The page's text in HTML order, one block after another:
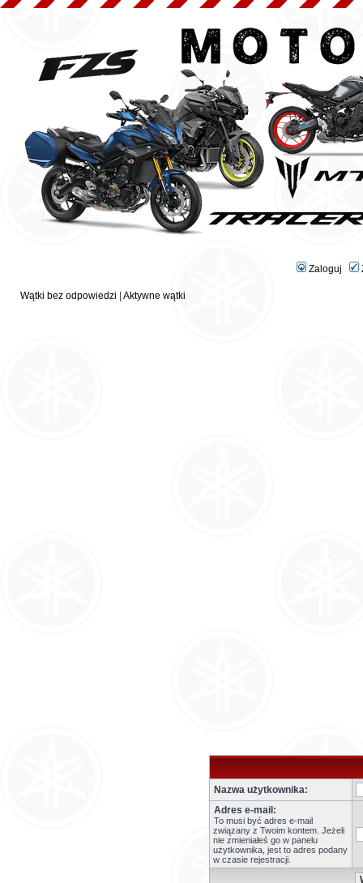
Zaloguj
Wątki bez odpowiedzi Aktywne wątki
Nazwa użytkownika:
Adres e-mail:
To musi być adres e-mail
związany z Twoim kontem. Jeżeli
nie zmieniałeś go w panelu
użytkownika, jest to adres podany
w czasie rejestracji.